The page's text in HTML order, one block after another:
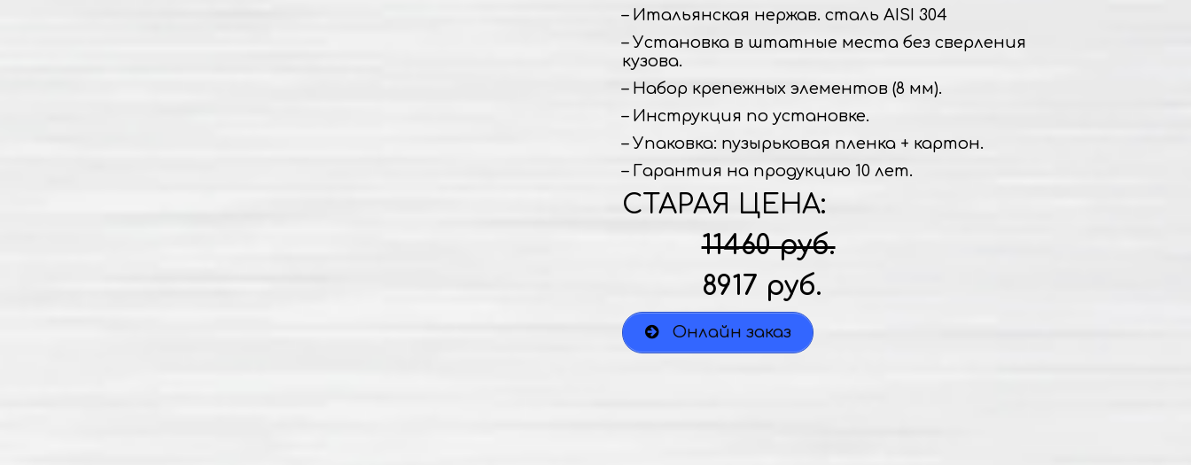
– Итальянская нержав. сталь AISI 304
– Установка в штатные места без сверления
кузова.
– Набор крепежных элементов (8 мм).
– Инструкция по установке.
– Упаковка: пузырьковая пленка + картон.
– Гарантия на продукцию 10 лет.
СТАРАЯ ЦЕНА:
11460 руб.
8917 руб.
Онлайн заказ